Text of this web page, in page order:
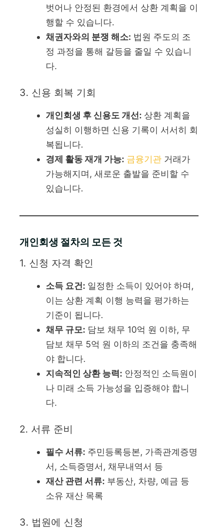
벗어나 안정된 환경에서 상환 계획을 이
행할 수 있습니다.
채권자와의 분쟁 해소: 법원 주도의 조
정 과정을 통해 갈등을 줄일 수 있습니
다.
3. 신용 회복 기회
개인회생 후 신용도 개선: 상환 계획을
성실히 이행하면 신용 기록이 서서히 회
복됩니다.
경제 활동 재개 가능: 금융기관 거래가
가능해지며, 새로운 출발을 준비할 수
있습니다.
개인회생 절차의 모든 것
1. 신청 자격 확인
소득 요건: 일정한 소득이 있어야 하며,
이는 상환 계획 이행 능력을 평가하는
기준이 됩니다.
채무 규모: 담보 채무 10억 원 이하, 무
담보 채무 5억 원 이하의 조건을 충족해
야 합니다.
지속적인 상환 능력: 안정적인 소득원이
나 미래 소득 가능성을 입증해야 합니
다.
2. 서류 준비
필수 서류: 주민등록등본, 가족관계증명
서, 소득증명서, 채무내역서 등
재산 관련 서류: 부동산, 차량, 예금 등
소유 재산 목록
3. 법원에 신청